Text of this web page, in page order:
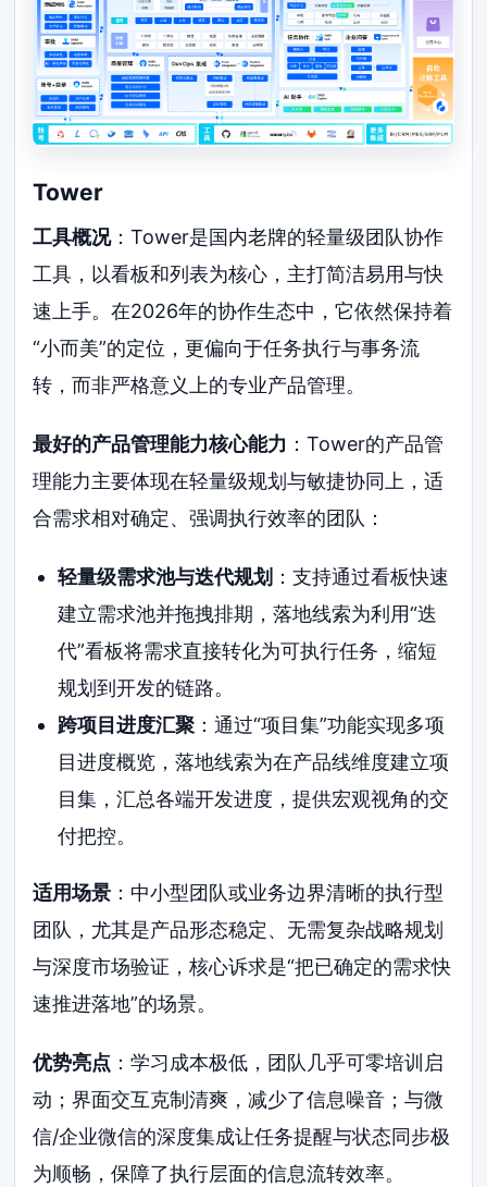
Tower
工具概况：Tower是国内老牌的轻量级团队协作
工具，以看板和列表为核心，主打简洁易用与快
速上手。在2026年的协作生态中，它依然保持着
“小而美”的定位，更偏向于任务执行与事务流
转，而非严格意义上的专业产品管理。
最好的产品管理能力核心能力 ：Tower的产品管
理能力主要体现在轻量级规划与敏捷协同上，适
合需求相对确定、强调执行效率的团队：
轻量级需求池与迭代规划 ：支持通过看板快速
建立需求池并拖拽排期，落地线索为利用“迭
代”看板将需求直接转化为可执行任务，缩短
规划到开发的链路。
跨项目进度汇聚：通过“项目集”功能实现多项
目进度概览，落地线索为在产品线维度建立项
目集，汇总各端开发进度，提供宏观视角的交
付把控。
适用场景 ：中小型团队或业务边界清晰的执行型
团队，尤其是产品形态稳定、无需复杂战略规划
与深度市场验证，核心诉求是“把已确定的需求快
速推进落地”的场景。
优势亮点 ：学习成本极低，团队几乎可零培训启
动；界面交互克制清爽，减少了信息噪音；与微
信/企业微信的深度集成让任务提醒与状态同步极
为顺畅，保障了执行层面的信息流转效率。